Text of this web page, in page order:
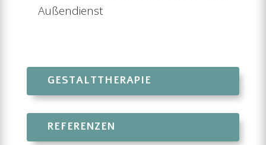
Außendienst
GESTALTTHERAPIE
REFERENZEN